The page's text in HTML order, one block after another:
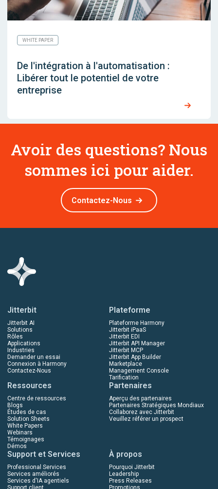
WHITE PAPER
De l'intégration à l'automatisation :
Libérer tout le potentiel de votre
entreprise
Avoir des questions? Nous
sommes ici pour aider.
Contactez-Nous
Jitterbit
Jitterbit AI
Solutions
Rôles
Applications
Industries
Demander un essai
Connexion à Harmony
Contactez-Nous
Plateforme
Plateforme Harmony
Jitterbit iPaaS
Jitterbit EDI
Jitterbit API Manager
Jitterbit MCP
Jitterbit App Builder
Marketplace
Management Console
Tarification
Ressources
Centre de ressources
Blogs
Études de cas
Solution Sheets
White Papers
Webinars
Témoignages
Démos
Partenaires
Aperçu des partenaires
Partenaires Stratégiques Mondiaux
Collaborez avec Jitterbit
Veuillez référer un prospect
Support et Services
Professional Services
Services améliorés
Services d'IA agentiels
Support client
À propos
Pourquoi Jitterbit
Leadership
Press Releases
Promotions